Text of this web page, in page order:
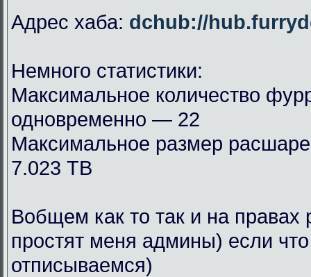
Адрес хаба: dchub://
Немного статистики:
Максимальное количество
одновременно — 22
Максимальное размер
7.023 TB
Вобщем как то так и на
простят меня админы) если
отписываемся)